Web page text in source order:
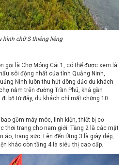
hình chữ S thiêng liêng
gọi là Chợ Móng Cái 1, có thể được xem là
sôi động nhất của tỉnh Quảng Ninh,
Ninh luôn thu hút đông đảo du khách
nằm trên đường Trần Phú, khá gần
bộ từ đây, du khách chỉ mất chừng 10
gồm máy móc, linh kiện, thiết bị cơ
thời trang cho nam giới. Tầng 2 là các mặt
áo, trang sức. Lên đến tầng 3 là giày dép,
khác còn tầng 4 là siêu thị cao cấp.